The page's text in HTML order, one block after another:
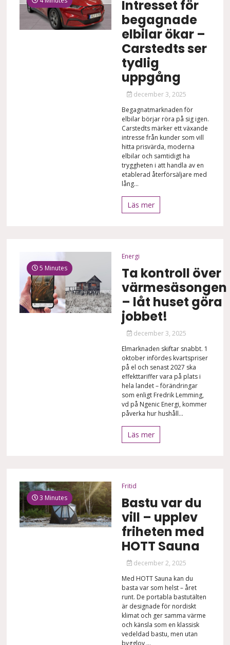
Intresset för
begagnade
elbilar ökar –
Carstedts ser
tydlig
uppgång
december 3, 2025
Begagnatmarknaden för
elbilar börjar röra på sig igen.
Carstedts märker ett växande
intresse från kunder som vill
hitta prisvärda, moderna
elbilar och samtidigt ha
tryggheten i att handla av en
etablerad återförsäljare med
lång...
Läs mer
5 Minutes
Energi
Ta kontroll över
värmesäsongen
– låt huset göra
jobbet!
december 3, 2025
Elmarknaden skiftar snabbt. 1
oktober infördes kvartspriser
på el och senast 2027 ska
effekttariffer vara på plats i
hela landet – förändringar
som enligt Fredrik Lemming,
vd på Ngenic Energi, kommer
påverka hur hushåll...
Läs mer
3 Minutes
Fritid
Bastu var du
vill – upplev
friheten med
HOTT Sauna
december 2, 2025
Med HOTT Sauna kan du
basta var som helst – året
runt. De portabla bastutälten
är designade för nordiskt
klimat och ger samma värme
och känsla som en klassisk
vedeldad bastu, men utan
bygglov,...